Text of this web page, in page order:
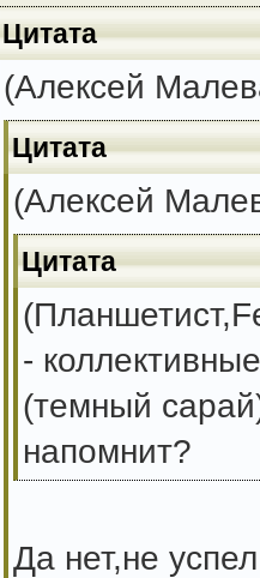
Цитата
(Алексей
Цитата
(Алексей
Цитата
-
(темный
напомнит?
Да нет,не